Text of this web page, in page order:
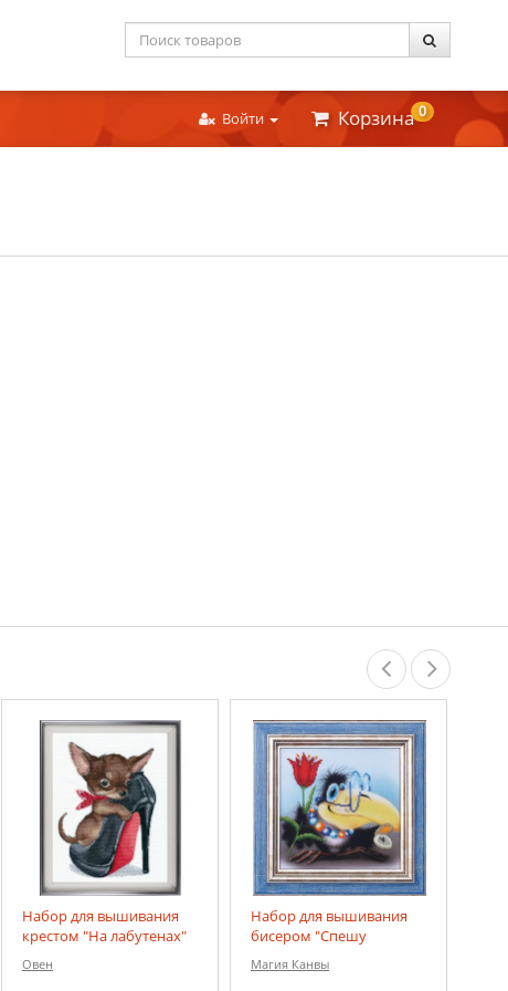
Войти Корзина0
Набор для вышивания
крестом "На лабутенах"
Овен
Набор для вышивания
бисером "Спешу
поздравить"
Магия Канвы